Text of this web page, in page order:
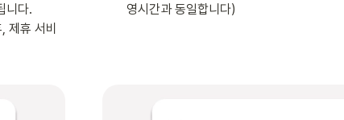
니다.
제휴 서비
영시간과 동일합니다)